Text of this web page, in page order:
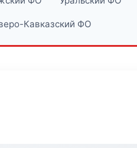
Кавказский ФО